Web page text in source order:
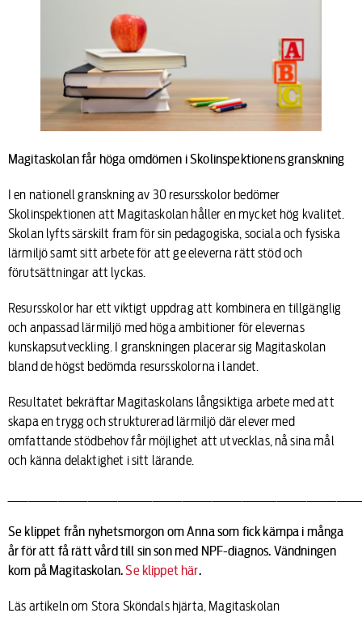
Magitaskolan får höga omdömen i Skolinspektionens granskning
I en nationell granskning av 30 resursskolor bedömer
Skolinspektionen att Magitaskolan håller en mycket hög kvalitet.
Skolan lyfts särskilt fram för sin pedagogiska, sociala och fysiska
lärmiljö samt sitt arbete för att ge eleverna rätt stöd och
förutsättningar att lyckas.
Resursskolor har ett viktigt uppdrag att kombinera en tillgänglig
och anpassad lärmiljö med höga ambitioner för elevernas
kunskapsutveckling. I granskningen placerar sig Magitaskolan
bland de högst bedömda resursskolorna i landet.
Resultatet bekräftar Magitaskolans långsiktiga arbete med att
skapa en trygg och strukturerad lärmiljö där elever med
omfattande stödbehov får möjlighet att utvecklas, nå sina mål
och känna delaktighet i sitt lärande.
Se klippet från nyhetsmorgon om Anna som fick kämpa i många
år för att få rätt vård till sin son med NPF-diagnos. Vändningen
kom på Magitaskolan.Se klippet här.
Läs artikeln om Stora Sköndals hjärta, Magitaskolan